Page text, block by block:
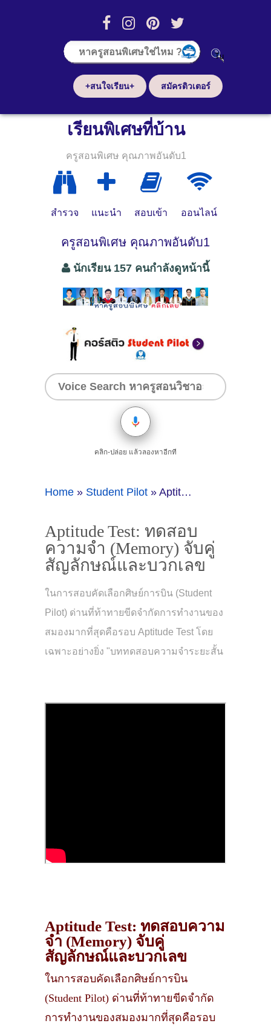
+สนใจเรียน+ สมัครติวเตอร์
เรียนพิเศษที่บ้าน
ครูสอนพิเศษ คุณภาพอันดับ1
สำรวจ แนะนำ สอบเข้า ออนไลน์
ครูสอนพิเศษ คุณภาพอันดับ1
นักเรียน 157 คนกำลังดูหน้านี้
คลิก-ปล่อย แล้วลองหาอีกที
Home » Student Pilot » Aptitude Test: ทดสอบความจำ (Memory) จับคู่สัญลักษณ์และบวกเลข
Aptitude Test: ทดสอบ
ความจำ (Memory) จับคู่
สัญลักษณ์และบวกเลข
ในการสอบคัดเลือกศิษย์การบิน (Student
Pilot) ด่านที่ท้าทายขีดจำกัดการทำงานของ
สมองมากที่สุดคือรอบ Aptitude Test โดย
เฉพาะอย่างยิ่ง "บททดสอบความจำระยะสั้น
Aptitude Test: ทดสอบความ
จำ (Memory) จับคู่
สัญลักษณ์และบวกเลข
ในการสอบคัดเลือกศิษย์การบิน
(Student Pilot) ด่านที่ท้าทายขีดจำกัด
การทำงานของสมองมากที่สุดคือรอบ